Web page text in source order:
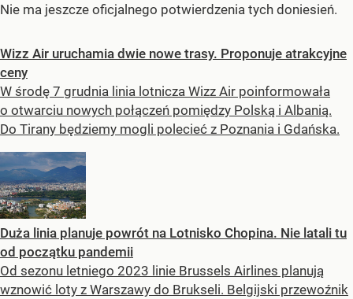
Nie ma jeszcze oficjalnego potwierdzenia tych doniesień.
Wizz Air uruchamia dwie nowe trasy. Proponuje atrakcyjne
ceny
W środę 7 grudnia linia lotnicza Wizz Air poinformowała
o otwarciu nowych połączeń pomiędzy Polską i Albanią.
Do Tirany będziemy mogli polecieć z Poznania i Gdańska.
Duża linia planuje powrót na Lotnisko Chopina. Nie latali tu
od początku pandemii
Od sezonu letniego 2023 linie Brussels Airlines planują
wznowić loty z Warszawy do Brukseli. Belgijski przewoźnik